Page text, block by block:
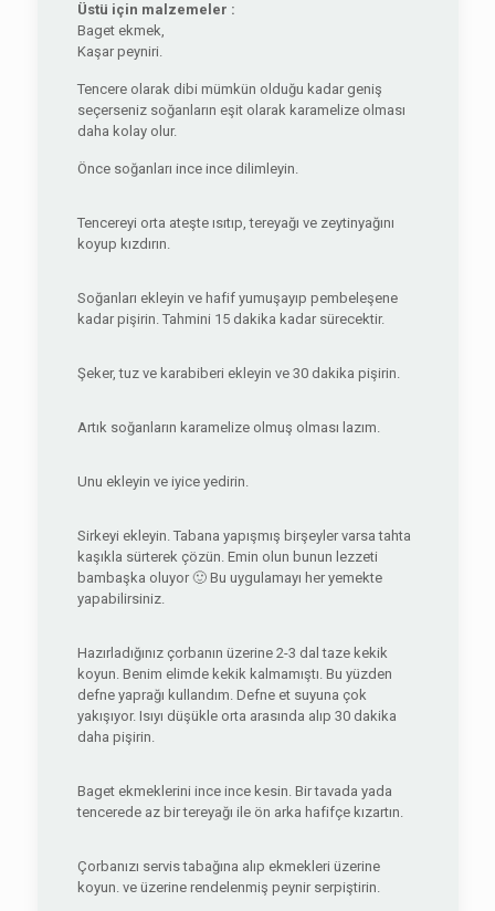
Üstü için malzemeler :
Baget ekmek,
Kaşar peyniri.
Tencere olarak dibi mümkün olduğu kadar geniş
seçerseniz soğanların eşit olarak karamelize olması
daha kolay olur.
Önce soğanları ince ince dilimleyin.
Tencereyi orta ateşte ısıtıp, tereyağı ve zeytinyağını
koyup kızdırın.
Soğanları ekleyin ve hafif yumuşayıp pembeleşene
kadar pişirin. Tahmini 15 dakika kadar sürecektir.
Şeker, tuz ve karabiberi ekleyin ve 30 dakika pişirin.
Artık soğanların karamelize olmuş olması lazım.
Unu ekleyin ve iyice yedirin.
Sirkeyi ekleyin. Tabana yapışmış birşeyler varsa tahta
kaşıkla sürterek çözün. Emin olun bunun lezzeti
bambaşka oluyor 🙂 Bu uygulamayı her yemekte
yapabilirsiniz.
Hazırladığınız çorbanın üzerine 2-3 dal taze kekik
koyun. Benim elimde kekik kalmamıştı. Bu yüzden
defne yaprağı kullandım. Defne et suyuna çok
yakışıyor. Isıyı düşükle orta arasında alıp 30 dakika
daha pişirin.
Baget ekmeklerini ince ince kesin. Bir tavada yada
tencerede az bir tereyağı ile ön arka hafifçe kızartın.
Çorbanızı servis tabağına alıp ekmekleri üzerine
koyun. ve üzerine rendelenmiş peynir serpiştirin.